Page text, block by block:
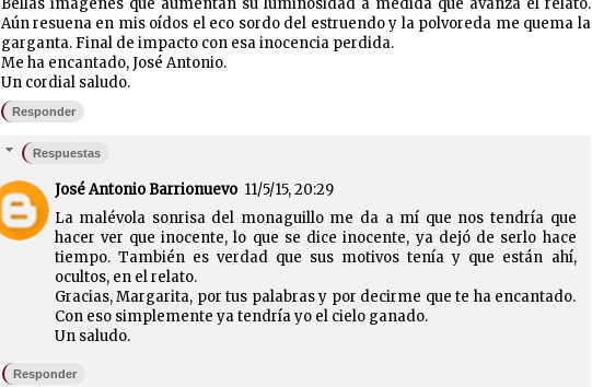
Bellas imágenes que aumentan su luminosidad a medida que avanza el relato.
Aún resuena en mis oídos el eco sordo del estruendo y la polvoreda me quema la
garganta. Final de impacto con esa inocencia perdida.
Me ha encantado, José Antonio.
Un cordial saludo.
Responder
Respuestas
José Antonio Barrionuevo 11/5/15, 20:29
La malévola sonrisa del monaguillo me da a mí que nos tendría que
hacer ver que inocente, lo que se dice inocente, ya dejó de serlo hace
tiempo. También es verdad que sus motivos tenía y que están ahí,
ocultos, en el relato.
Gracias, Margarita, por tus palabras y por decirme que te ha encantado.
Con eso simplemente ya tendría yo el cielo ganado.
Un saludo.
Responder